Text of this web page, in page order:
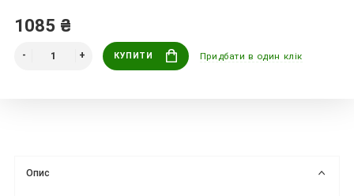
1085 ₴
КУПИТИ Придбати в один клік
Опис